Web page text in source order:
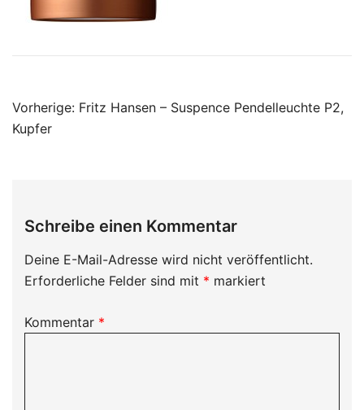
Beitragsnavigation
Vorherige: Fritz Hansen – Suspence Pendelleuchte P2,
Kupfer
Schreibe einen Kommentar
Deine E-Mail-Adresse wird nicht veröffentlicht.
Erforderliche Felder sind mit * markiert
Kommentar *